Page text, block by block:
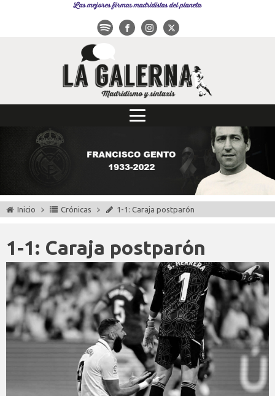
Las mejores firmas madridistas del planeta
Inicio Crónicas 1-1: Caraja postparón
1-1: Caraja postparón